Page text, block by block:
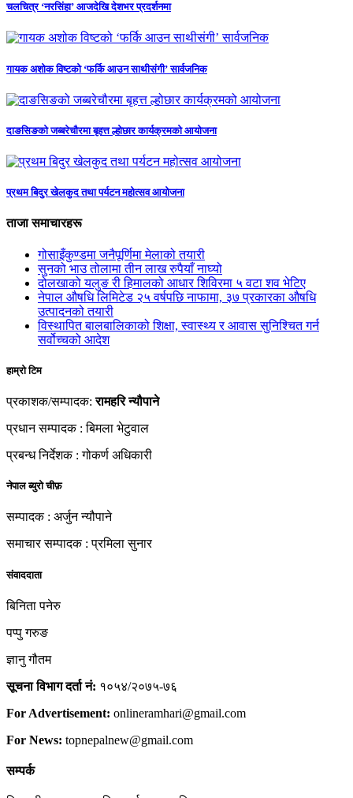
चलचित्र ‘नरसिंहा’ आजदेखि देशभर प्रदर्शनमा
गायक अशोक विष्टको ‘फर्कि आउन साथीसंगी’ सार्वजनिक
दाङसिङको जब्बरेचौरमा बृहत्त ल्होछार कार्यक्रमको आयोजना
प्रथम बिदुर खेलकुद तथा पर्यटन महोत्सव आयोजना
ताजा समाचारहरू
गोसाइँकुण्डमा जनैपूर्णिमा मेलाको तयारी
सुनको भाउ तोलामा तीन लाख रुपैयाँ नाघ्यो
दोलखाको यलुङ री हिमालको आधार शिविरमा ५ वटा शव भेटिए
नेपाल औषधि लिमिटेड २५ वर्षपछि नाफामा, ३७ प्रकारका औषधि
उत्पादनको तयारी
विस्थापित बालबालिकाको शिक्षा, स्वास्थ्य र आवास सुनिश्चित गर्न
सर्वोच्चको आदेश
हाम्रो टिम
प्रकाशक/सम्पादक:रामहरि न्यौपाने
प्रधान सम्पादक : बिमला भेटुवाल
प्रबन्ध निर्देशक : गोकर्ण अधिकारी
नेपाल ब्युरो चीफ़
सम्पादक : अर्जुन न्यौपाने
समाचार सम्पादक : प्रमिला सुनार
संवाददाता
बिनिता पनेरु
पप्पु गरुङ
ज्ञानु गौतम
सूचना विभाग दर्ता नं: १०५४/२०७५-७६
For Advertisement: onlineramhari@gmail.com
For News: topnepalnew@gmail.com
सम्पर्क